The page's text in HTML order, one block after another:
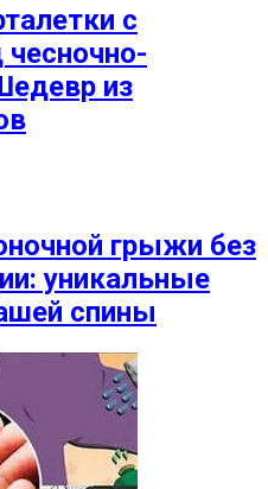
с
из
грыжи без
уникальные
спины